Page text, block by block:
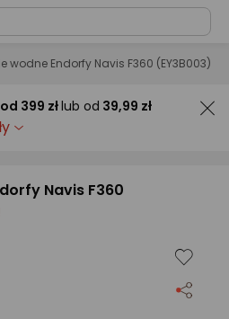
wodne Endorfy Navis F360 (EY3B003)
od 399 złlub od 39,99 zł
Navis F360